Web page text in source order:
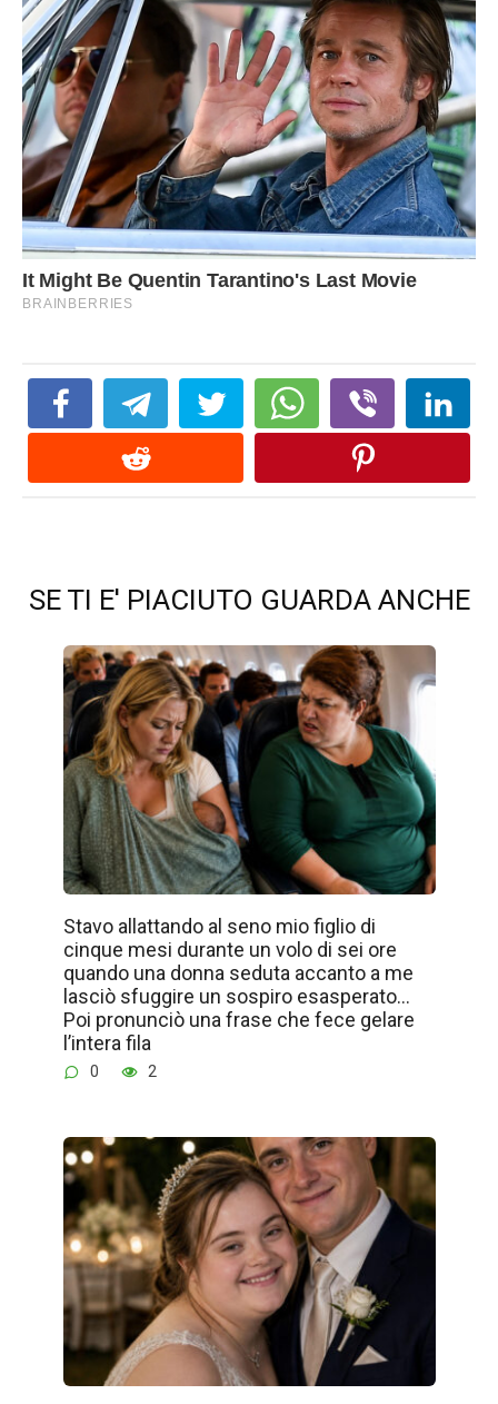
SE TI E' PIACIUTO GUARDA ANCHE
Stavo allattando al seno mio figlio di
cinque mesi durante un volo di sei ore
quando una donna seduta accanto a me
lasciò sfuggire un sospiro esasperato…
Poi pronunciò una frase che fece gelare
l’intera fila
0 2